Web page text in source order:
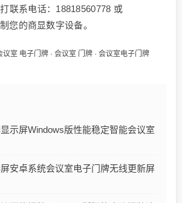
联系电话：18818560778 或
您的商显数字设备。
议室 电子门牌 · 会议室 门牌 · 会议室电子门牌
示屏Windows版性能稳定智能会议室
安卓系统会议室电子门牌无线更新屏